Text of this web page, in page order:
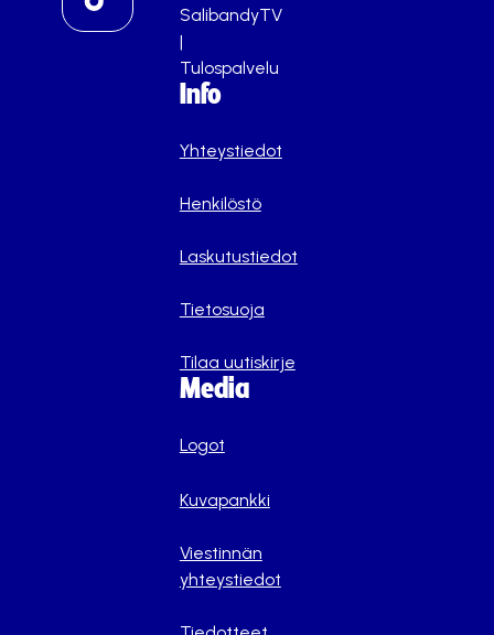
SalibandyTV
|
Tulospalvelu
Info
Yhteystiedot
Henkilöstö
Laskutustiedot
Tietosuoja
Tilaa uutiskirje
Media
Logot
Kuvapankki
Viestinnän
yhteystiedot